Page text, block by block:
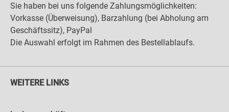
Sie haben bei uns folgende Zahlungsmöglichkeiten:
Vorkasse (Überweisung), Barzahlung (bei Abholung am
Geschäftssitz), PayPal
Die Auswahl erfolgt im Rahmen des Bestellablaufs.
WEITERE LINKS